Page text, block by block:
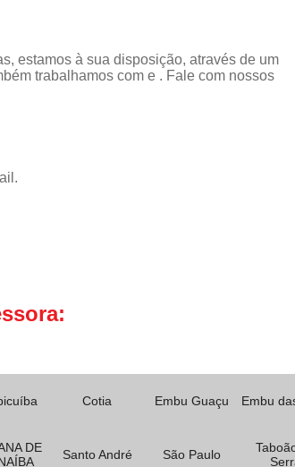
estamos à sua disposição, através de um
trabalhamos com e . Fale com nossos
Cotia Embu Guaçu Embu
DE
Santo André São Paulo